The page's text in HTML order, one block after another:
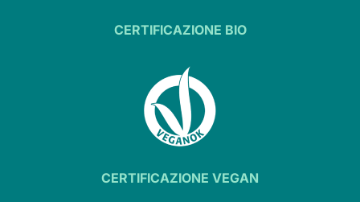
CERTIFICAZIONE BIO
CERTIFICAZIONE VEGAN